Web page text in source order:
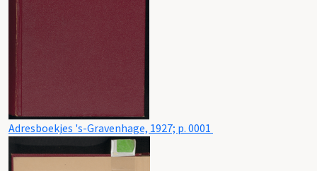
Adresboekjes 's-Gravenhage, 1927; p. 0001